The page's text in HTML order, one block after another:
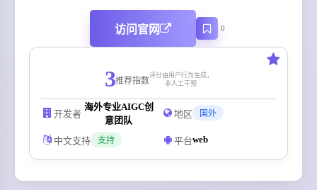
访问官网 0
3推荐指数
评分由用户行为生成，
非人工干预
开发者
海外专业AIGC创
意团队
地区 国外
中文支持 支持 平台web